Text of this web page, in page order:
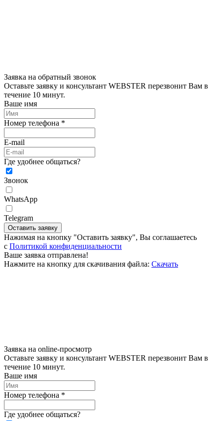
Заявка на обратный звонок
Оставьте заявку и консультант WEBSTER перезвонит Вам в
течение 10 минут.
Ваше имя
Номер телефона *
E-mail
Где удобнее общаться?
Звонок
WhatsApp
Telegram
Оставить заявку
Нажимая на кнопку "Оставить заявку", Вы соглашаетесь
c Политикой конфиденциальности
Ваше заявка отправлена!
Нажмите на кнопку для скачивания файла: Скачать
Заявка на online-просмотр
Оставьте заявку и консультант WEBSTER перезвонит Вам в
течение 10 минут.
Ваше имя
Номер телефона *
Где удобнее общаться?